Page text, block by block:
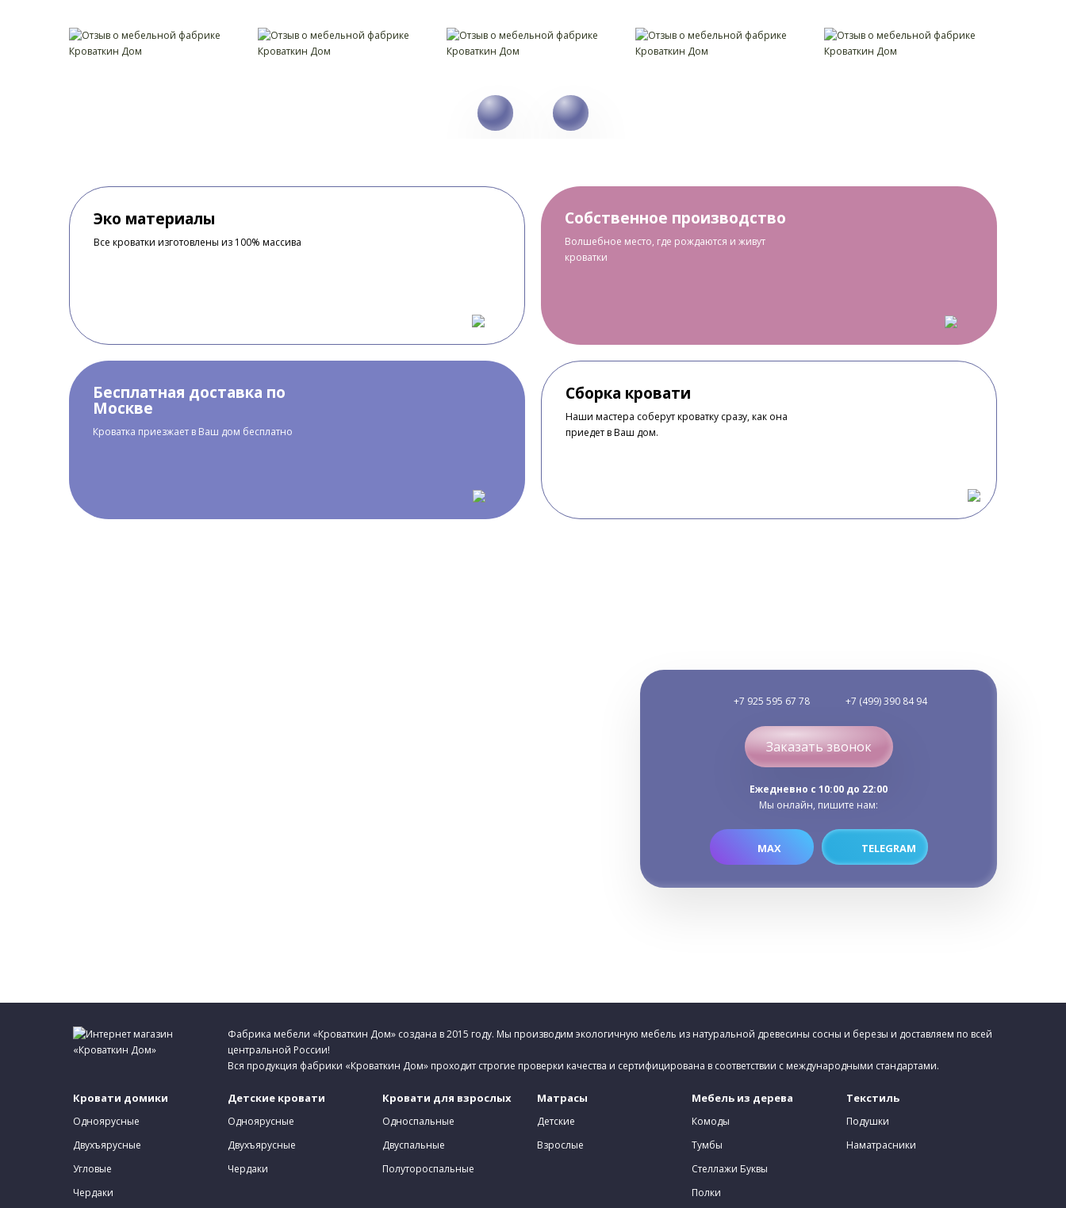
Эко материалы
Все кроватки изготовлены из 100% массива
Собственное производство
Волшебное место, где рождаются и живут
кроватки
Бесплатная доставка по
Москве
Кроватка приезжает в Ваш дом бесплатно
Сборка кровати
Наши мастера соберут кроватку сразу, как она
приедет в Ваш дом.
+7 925 595 67 78 +7 (499) 390 84 94
Заказать звонок
Ежедневно c 10:00 до 22:00
Мы онлайн, пишите нам:
MAX TELEGRAM
Фабрика мебели «Кроваткин Дом» создана в 2015 году. Мы производим экологичную мебель из натуральной древесины сосны и березы и доставляем по всей
центральной России!
Вся продукция фабрики «Кроваткин Дом» проходит строгие проверки качества и сертифицирована в соответствии с международными стандартами.
Кровати домики
Одноярусные
Двухъярусные
Угловые
Чердаки
Детские кровати
Одноярусные
Двухъярусные
Чердаки
Кровати для взрослых
Односпальные
Двуспальные
Полутороспальные
Матрасы
Детские
Взрослые
Мебель из дерева
Комоды
Тумбы
Стеллажи Буквы
Полки
Текстиль
Подушки
Наматрасники